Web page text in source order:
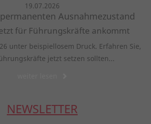
19.07.2026
Ausnahmezustand
für Führungskräfte ankommt
unter beispiellosem Druck. Erfahren Sie,
jetzt setzen sollten...
NEWSLETTER